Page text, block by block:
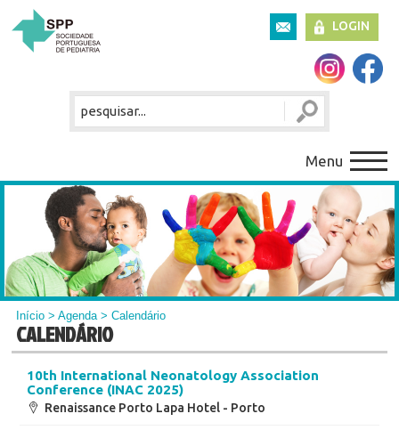
LOGIN
Menu
Início >Agenda> Calendário
CALENDÁRIO
10th International Neonatology Association
Conference (INAC 2025)
Renaissance Porto Lapa Hotel - Porto